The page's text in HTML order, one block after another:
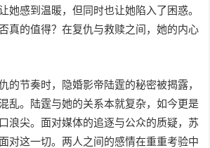
她感到温暖，但同时也让她陷入了困惑。
真的值得？在复仇与救赎之间，她的内心
的节奏时，隐婚影帝陆霆的秘密被揭露，
乱。陆霆与她的关系本就复杂，如今更是
浪尖。面对媒体的追逐与公众的质疑，苏
对这一切。两人之间的感情在重重考验中